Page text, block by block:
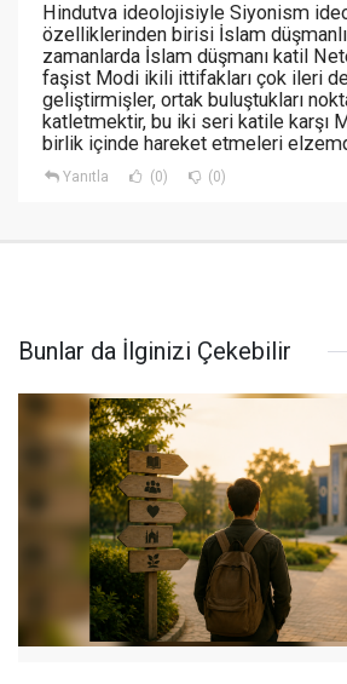
Hindutva ideolojisiyle Siyonism
özelliklerinden birisi İslam
zamanlarda İslam düşmanı katil
faşist Modi ikili ittifakları çok ileri
geliştirmişler, ortak buluştukları
katletmektir, bu iki seri katile karşı
birlik içinde hareket etmeleri
Yanıtla (0) (0)
Bunlar da İlginizi Çekebilir